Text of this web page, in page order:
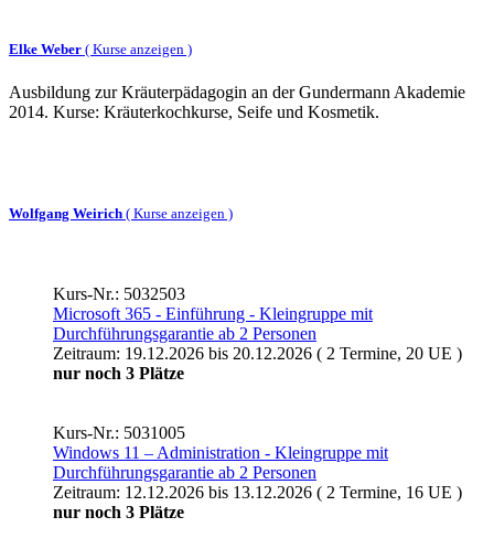
Elke Weber ( Kurse anzeigen )
Ausbildung zur Kräuterpädagogin an der Gundermann Akademie
2014. Kurse: Kräuterkochkurse, Seife und Kosmetik.
Wolfgang Weirich ( Kurse anzeigen )
Kurs-Nr.: 5032503
Microsoft 365 - Einführung - Kleingruppe mit
Durchführungsgarantie ab 2 Personen
Zeitraum: 19.12.2026 bis 20.12.2026 ( 2 Termine, 20 UE )
nur noch 3 Plätze
Kurs-Nr.: 5031005
Windows 11 – Administration - Kleingruppe mit
Durchführungsgarantie ab 2 Personen
Zeitraum: 12.12.2026 bis 13.12.2026 ( 2 Termine, 16 UE )
nur noch 3 Plätze